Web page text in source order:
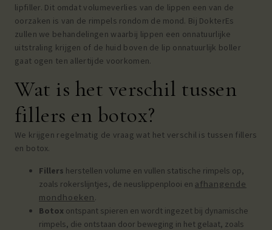
lipfiller. Dit omdat volumeverlies van de lippen een van de
oorzaken is van de rimpels rondom de mond. Bij DokterEs
zullen we behandelingen waarbij lippen een onnatuurlijke
uitstraling krijgen of de huid boven de lip onnatuurlijk boller
gaat ogen ten allertijde voorkomen.
Wat is het verschil tussen
fillers en botox?
We krijgen regelmatig de vraag wat het verschil is tussen fillers
en botox.
Fillers herstellen volume en vullen statische rimpels op,
zoals rokerslijntjes, de neuslippenplooi en afhangende
mondhoeken.
Botox ontspant spieren en wordt ingezet bij dynamische
rimpels, die ontstaan door beweging in het gelaat, zoals